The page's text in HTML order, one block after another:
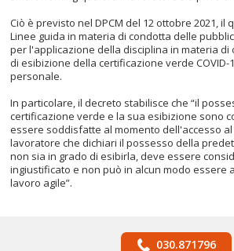
Ciò è previsto nel DPCM del 12 ottobre 2021, il
Linee guida in materia di condotta delle
per l'applicazione della disciplina in materia di
di esibizione della certificazione verde COVID-
personale.
In particolare, il decreto stabilisce che “il
certificazione verde e la sua esibizione sono
essere soddisfatte al momento dell'accesso al
lavoratore che dichiari il possesso della
non sia in grado di esibirla, deve essere
ingiustificato e non può in alcun modo essere
lavoro agile”.
030.871796